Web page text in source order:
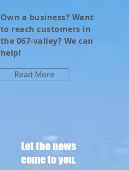
Own a business? Want
to reach customers in
the 067-valley? We can
help!
Read More
Let the news
come to you.